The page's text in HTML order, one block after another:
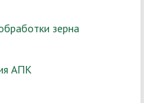
зерна
АПК